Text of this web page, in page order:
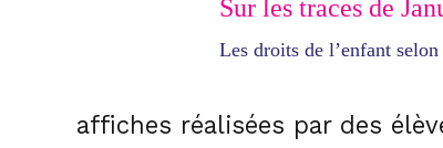
Sur les traces de
Les droits de l’enfant
affiches réalisées par des